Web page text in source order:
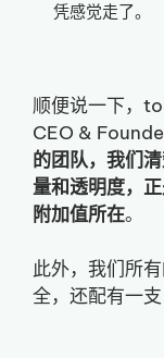
凭感觉走了。
顺便说一下，
CEO &
的团队，我们
量和透明度，
附加值所在。
此外，我们所
全，还配有一